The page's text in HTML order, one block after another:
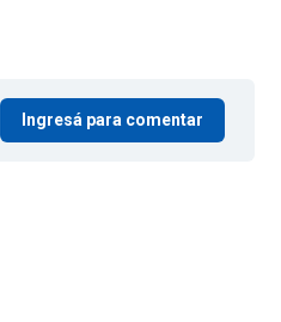
Ingresá para comentar